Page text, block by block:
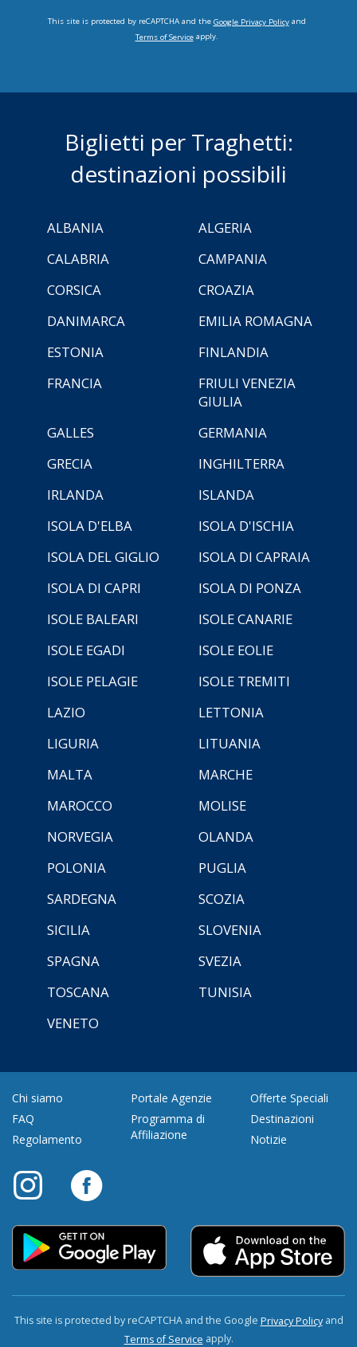
This site is protected by reCAPTCHA and the Google Privacy Policyand
Terms of Serviceapply.
Biglietti per Traghetti:
destinazioni possibili
ALBANIA
ALGERIA
CALABRIA
CAMPANIA
CORSICA
CROAZIA
DANIMARCA
EMILIA ROMAGNA
ESTONIA
FINLANDIA
FRANCIA
FRIULI VENEZIA
GIULIA
GALLES
GERMANIA
GRECIA
INGHILTERRA
IRLANDA
ISLANDA
ISOLA D'ELBA
ISOLA D'ISCHIA
ISOLA DEL GIGLIO
ISOLA DI CAPRAIA
ISOLA DI CAPRI
ISOLA DI PONZA
ISOLE BALEARI
ISOLE CANARIE
ISOLE EGADI
ISOLE EOLIE
ISOLE PELAGIE
ISOLE TREMITI
LAZIO
LETTONIA
LIGURIA
LITUANIA
MALTA
MARCHE
MAROCCO
MOLISE
NORVEGIA
OLANDA
POLONIA
PUGLIA
SARDEGNA
SCOZIA
SICILIA
SLOVENIA
SPAGNA
SVEZIA
TOSCANA
TUNISIA
VENETO
Chi siamo
FAQ
Regolamento
Portale Agenzie
Programma di
Affiliazione
Offerte Speciali
Destinazioni
Notizie
This site is protected by reCAPTCHA and the Google Privacy Policyand
Terms of Service apply.